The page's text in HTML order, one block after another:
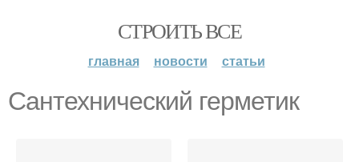
СТРОИТЬ ВСЕ
главная новости статьи
Сантехнический герметик